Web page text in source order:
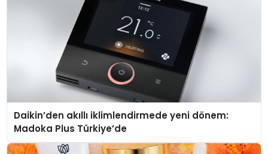
Daikin’den akıllı iklimlendirmede yeni dönem:
Madoka Plus Türkiye’de